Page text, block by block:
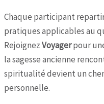
Chaque participant
pratiques applicables au
RejoignezVoyagerpour
la sagesse ancienne
spiritualité devient un
personnelle.